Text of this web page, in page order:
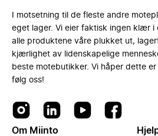
I motsetning til de fleste andre
eget lager. Vi eier faktisk ingen klær
alle produktene våre plukket ut,
kjærlighet av lidenskapelige
beste motebutikker. Vi håper dette
følg oss!
Om Miinto